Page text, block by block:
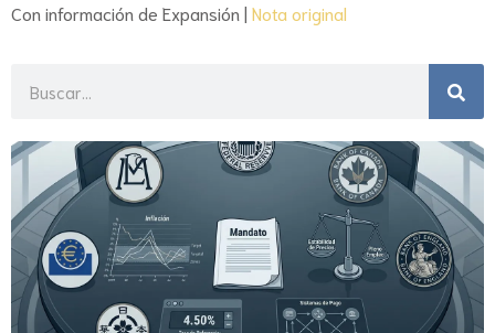
Con información de Expansión | Nota original